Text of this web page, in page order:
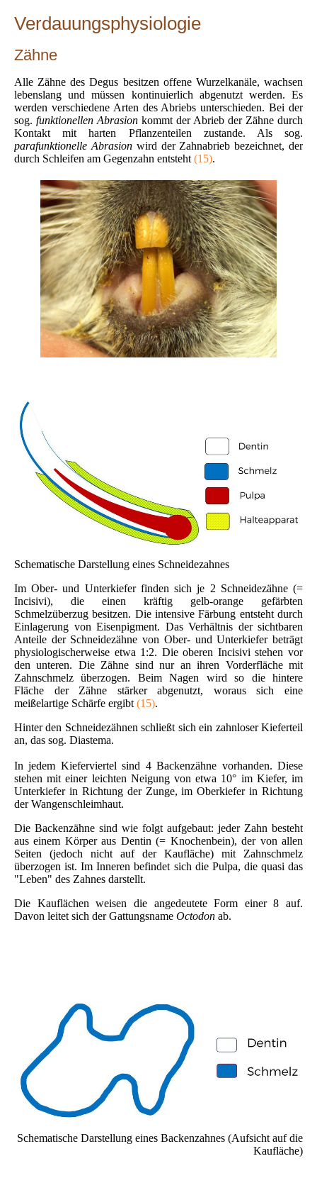
Verdauungsphysiologie
Zähne
Alle Zähne des Degus besitzen offene Wurzelkanäle, wachsen
lebenslang und müssen kontinuierlich abgenutzt werden. Es
werden verschiedene Arten des Abriebs unterschieden. Bei der
sog. funktionellen Abrasion kommt der Abrieb der Zähne durch
Kontakt mit harten Pflanzenteilen zustande. Als sog.
parafunktionelle Abrasionwird der Zahnabrieb bezeichnet, der
durch Schleifen am Gegenzahn entsteht (15).
Schematische Darstellung eines Schneidezahnes
Im Ober- und Unterkiefer finden sich je 2 Schneidezähne (=
Incisivi), die einen kräftig gelb-orange gefärbten
Schmelzüberzug besitzen. Die intensive Färbung entsteht durch
Einlagerung von Eisenpigment. Das Verhältnis der sichtbaren
Anteile der Schneidezähne von Ober- und Unterkiefer beträgt
physiologischerweise etwa 1:2. Die oberen Incisivi stehen vor
den unteren. Die Zähne sind nur an ihren Vorderfläche mit
Zahnschmelz überzogen. Beim Nagen wird so die hintere
Fläche der Zähne stärker abgenutzt, woraus sich eine
meißelartige Schärfe ergibt (15).
Hinter den Schneidezähnen schließt sich ein zahnloser Kieferteil
an, das sog. Diastema.
In jedem Kieferviertel sind 4 Backenzähne vorhanden. Diese
stehen mit einer leichten Neigung von etwa 10° im Kiefer, im
Unterkiefer in Richtung der Zunge, im Oberkiefer in Richtung
der Wangenschleimhaut.
Die Backenzähne sind wie folgt aufgebaut: jeder Zahn besteht
aus einem Körper aus Dentin (= Knochenbein), der von allen
Seiten (jedoch nicht auf der Kaufläche) mit Zahnschmelz
überzogen ist. Im Inneren befindet sich die Pulpa, die quasi das
"Leben" des Zahnes darstellt.
Die Kauflächen weisen die angedeutete Form einer 8 auf.
Davon leitet sich der Gattungsname Octodon ab.
Schematische Darstellung eines Backenzahnes (Aufsicht auf die
Kaufläche)